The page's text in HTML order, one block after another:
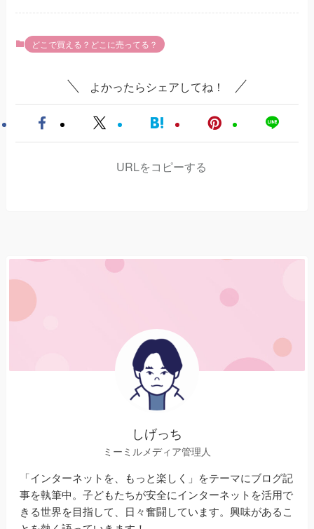
どこで買える？どこに売ってる？
よかったらシェアしてね！
URLをコピーする
しげっち
ミーミルメディア管理人
「インターネットを、もっと楽しく」をテーマにブログ記
事を執筆中。子どもたちが安全にインターネットを活用で
きる世界を目指して、日々奮闘しています。興味があるこ